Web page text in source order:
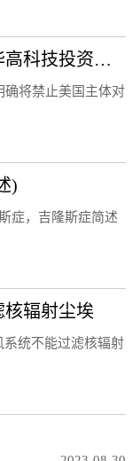
美总统签令将禁止美国主体对华高科技投资，中国贸促会回应
确将禁止美国主体对
)
症，吉隆斯症简述
辐射尘埃
统不能过滤核辐射